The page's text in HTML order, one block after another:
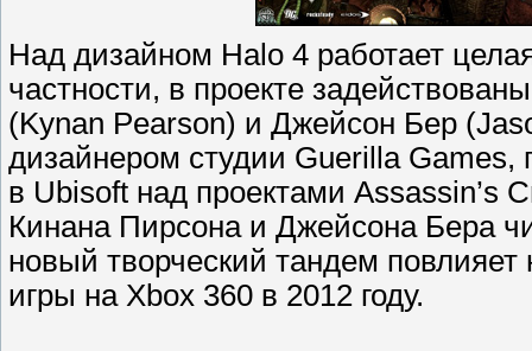
Над дизайном Halo 4 работает
частности, в проекте
(Kynan Pearson) и Джейсон Бер
дизайнером студии Guerilla Games,
в Ubisoft над проектами Assassin’s
Кинана Пирсона и Джейсона Бера
новый творческий тандем
игры на Xbox 360 в 2012 году.